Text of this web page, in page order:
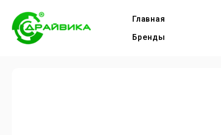
Главная
Бренды